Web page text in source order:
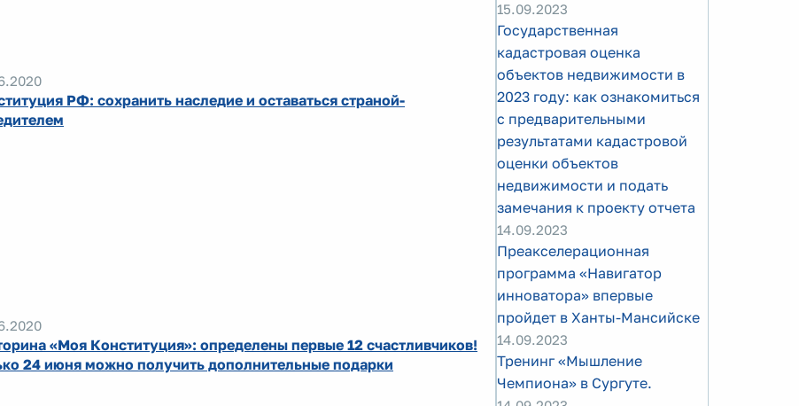
РФ: сохранить наследие и оставаться страной-
«Моя Конституция»: определены первые 12 счастливчиков!
24 июня можно получить дополнительные подарки
15.09.2023
Государственная
кадастровая оценка
объектов недвижимости в
2023 году: как ознакомиться
с предварительными
результатами кадастровой
оценки объектов
недвижимости и подать
замечания к проекту отчета
14.09.2023
Преакселерационная
программа «Навигатор
инноватора» впервые
пройдет в Ханты-Мансийске
14.09.2023
Тренинг «Мышление
Чемпиона» в Сургуте.